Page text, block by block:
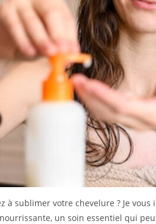
à sublimer votre chevelure ? Je
nourrissante, un soin essentiel qui